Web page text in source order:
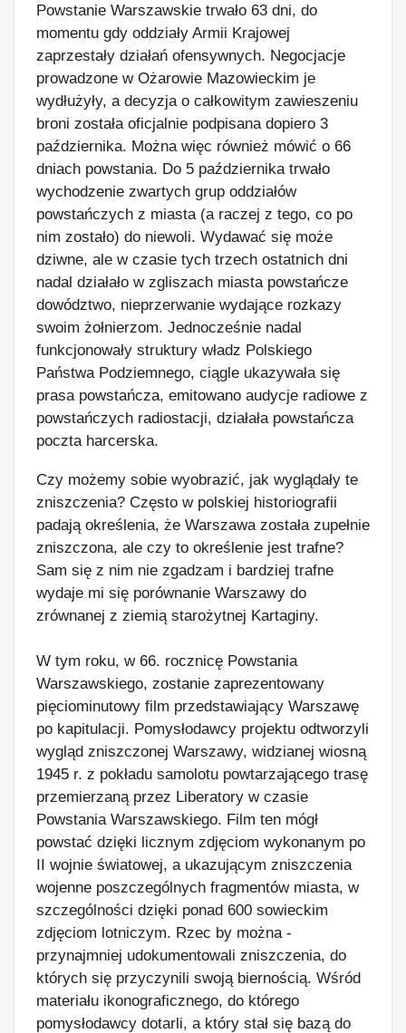
Powstanie Warszawskie trwało 63 dni, do
momentu gdy oddziały Armii Krajowej
zaprzestały działań ofensywnych. Negocjacje
prowadzone w Ożarowie Mazowieckim je
wydłużyły, a decyzja o całkowitym zawieszeniu
broni została oficjalnie podpisana dopiero 3
października. Można więc również mówić o 66
dniach powstania. Do 5 października trwało
wychodzenie zwartych grup oddziałów
powstańczych z miasta (a raczej z tego, co po
nim zostało) do niewoli. Wydawać się może
dziwne, ale w czasie tych trzech ostatnich dni
nadal działało w zgliszach miasta powstańcze
dowództwo, nieprzerwanie wydające rozkazy
swoim żołnierzom. Jednocześnie nadal
funkcjonowały struktury władz Polskiego
Państwa Podziemnego, ciągle ukazywała się
prasa powstańcza, emitowano audycje radiowe z
powstańczych radiostacji, działała powstańcza
poczta harcerska.
Czy możemy sobie wyobrazić, jak wyglądały te
zniszczenia? Często w polskiej historiografii
padają określenia, że Warszawa została zupełnie
zniszczona, ale czy to określenie jest trafne?
Sam się z nim nie zgadzam i bardziej trafne
wydaje mi się porównanie Warszawy do
zrównanej z ziemią starożytnej Kartaginy.
W tym roku, w 66. rocznicę Powstania
Warszawskiego, zostanie zaprezentowany
pięciominutowy film przedstawiający Warszawę
po kapitulacji. Pomysłodawcy projektu odtworzyli
wygląd zniszczonej Warszawy, widzianej wiosną
1945 r. z pokładu samolotu powtarzającego trasę
przemierzaną przez Liberatory w czasie
Powstania Warszawskiego. Film ten mógł
powstać dzięki licznym zdjęciom wykonanym po
II wojnie światowej, a ukazującym zniszczenia
wojenne poszczególnych fragmentów miasta, w
szczególności dzięki ponad 600 sowieckim
zdjęciom lotniczym. Rzec by można -
przynajmniej udokumentowali zniszczenia, do
których się przyczynili swoją biernością. Wśród
materiału ikonograficznego, do którego
pomysłodawcy dotarli, a który stał się bazą do